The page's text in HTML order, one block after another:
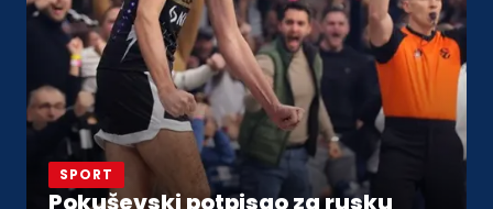
SPORT
Pokuševski potpisao za rusku